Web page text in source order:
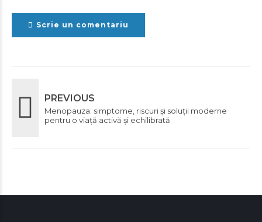
Scrie un comentariu
PREVIOUS
Menopauza: simptome, riscuri și soluții moderne
pentru o viață activă și echilibrată